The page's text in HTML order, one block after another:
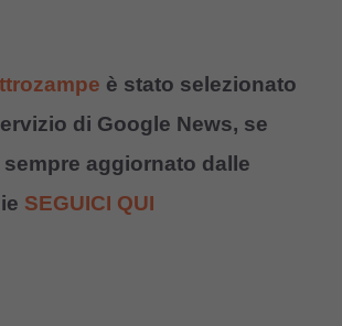
è stato selezionato
di Google News, se
aggiornato dalle
SEGUICI QUI